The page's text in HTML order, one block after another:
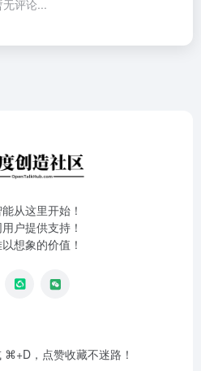
无评论...
从这里开始！
户提供支持！
想象的价值！
，点赞收藏不迷路！